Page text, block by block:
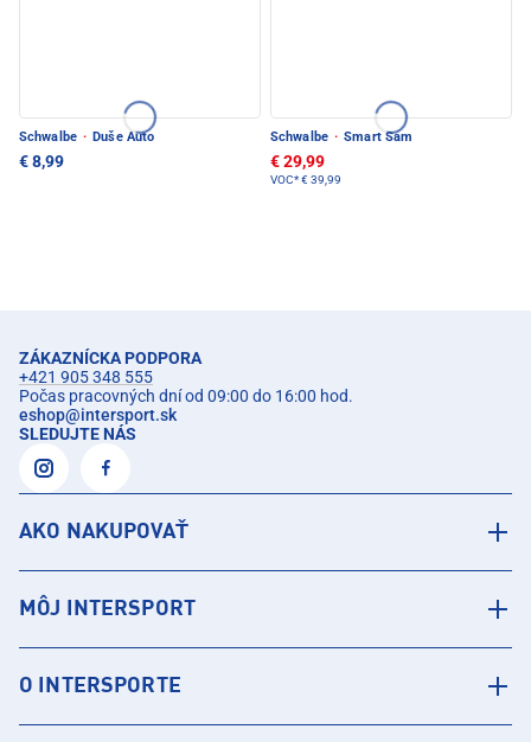
Schwalbe · Duše Auto
€ 8,99
Schwalbe · Smart Sam
€ 29,99
VOC*€ 39,99
ZÁKAZNÍCKA PODPORA
+421 905 348 555
Počas pracovných dní od 09:00 do 16:00 hod.
eshop@intersport.sk
SLEDUJTE NÁS
AKO NAKUPOVAŤ
MÔJ INTERSPORT
O INTERSPORTE